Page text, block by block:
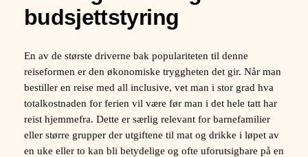
budsjettstyring
En av de største driverne bak populariteten til denne
reiseformen er den økonomiske tryggheten det gir. Når man
bestiller en reise med all inclusive, vet man i stor grad hva
totalkostnaden for ferien vil være før man i det hele tatt har
reist hjemmefra. Dette er særlig relevant for barnefamilier
eller større grupper der utgiftene til mat og drikke i løpet av
en uke eller to kan bli betydelige og ofte uforutsigbare på en